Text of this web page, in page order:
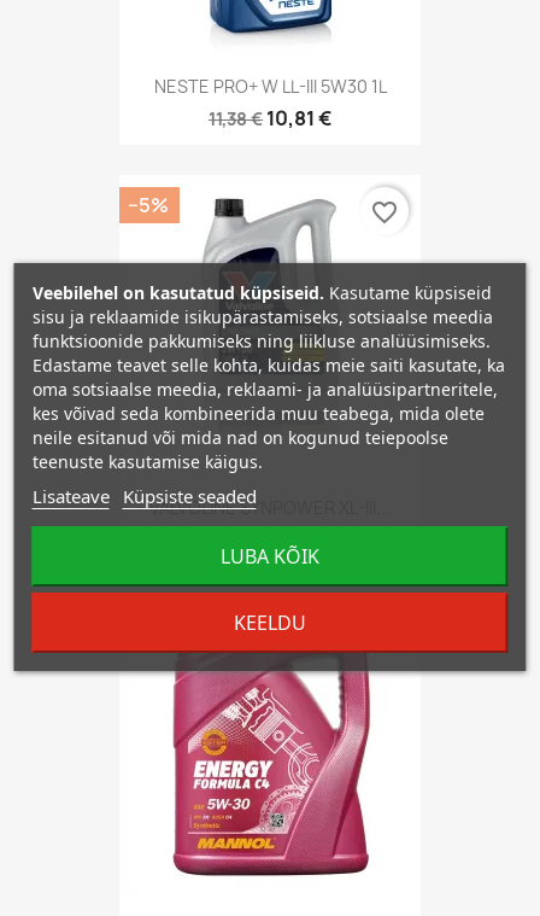
NESTE PRO+ W LL-III 5W30 1L
11,38 € 10,81 €
VALVOLINE SYNPOWER XL-III...
47,12 €
−5% favorite_border
Veebilehel on kasutatud küpsiseid. Kasutame küpsiseid
sisu ja reklaamide isikupärastamiseks, sotsiaalse meedia
funktsioonide pakkumiseks ning liikluse analüüsimiseks.
Edastame teavet selle kohta, kuidas meie saiti kasutate, ka
oma sotsiaalse meedia, reklaami- ja analüüsipartneritele,
kes võivad seda kombineerida muu teabega, mida olete
neile esitanud või mida nad on kogunud teiepoolse
teenuste kasutamise käigus.
Lisateave Küpsiste seaded
KEELDU
LUBA KÕIK